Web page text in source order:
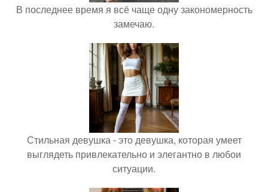
В последнее время я всё чаще одну закономерность
замечаю.
Стильная девушка - это девушка, которая умеет
выглядеть привлекательно и элегантно в любои
ситуации.